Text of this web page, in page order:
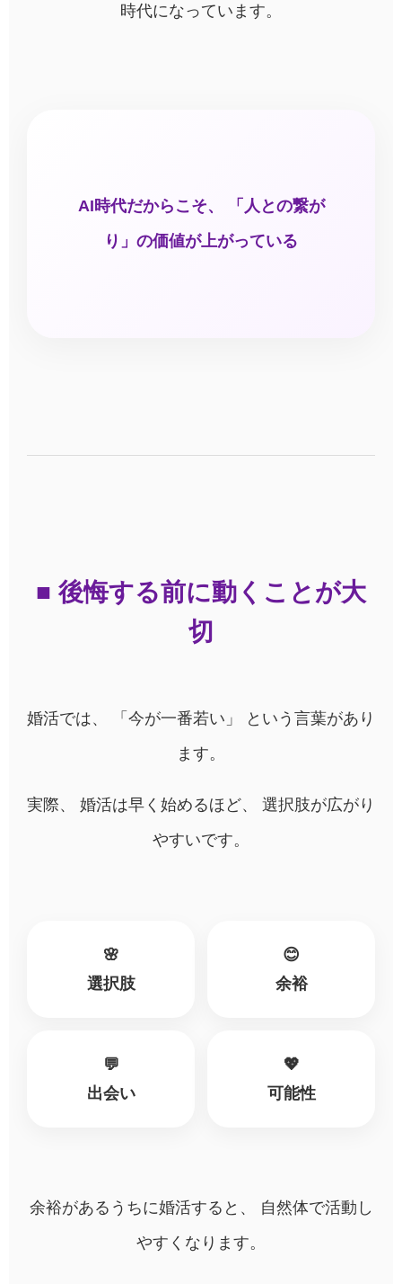
時代になっています。
AI時代だからこそ、 「人との繋が
り」の価値が上がっている
■ 後悔する前に動くことが大
切
婚活では、 「今が一番若い」 という言葉があり
ます。
実際、 婚活は早く始めるほど、 選択肢が広がり
やすいです。
🌸
選択肢
😊
余裕
💬
出会い
💖
可能性
余裕があるうちに婚活すると、 自然体で活動し
やすくなります。